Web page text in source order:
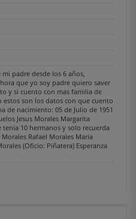
padre desde los 6 años,
que yo soy padre quiero saver
y si cuento con mas familia de
son los datos con que cuento
de nacimiento: 05 de Julio de 1951
Jesus Morales Margarita
10 hermanos y solo recuerda
Rafael Morales Maria
(Oficio: Piñatera) Esperanza